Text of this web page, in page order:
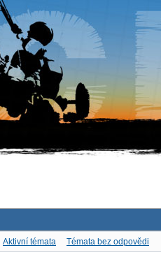
Aktivní témata Témata bez odpovědi